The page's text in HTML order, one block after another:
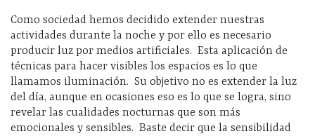
Como sociedad hemos decidido extender nuestras
actividades durante la noche y por ello es necesario
producir luz por medios artificiales. Esta aplicación de
técnicas para hacer visibles los espacios es lo que
llamamos iluminación. Su objetivo no es extender la luz
del día, aunque en ocasiones eso es lo que se logra, sino
revelar las cualidades nocturnas que son más
emocionales y sensibles. Baste decir que la sensibilidad